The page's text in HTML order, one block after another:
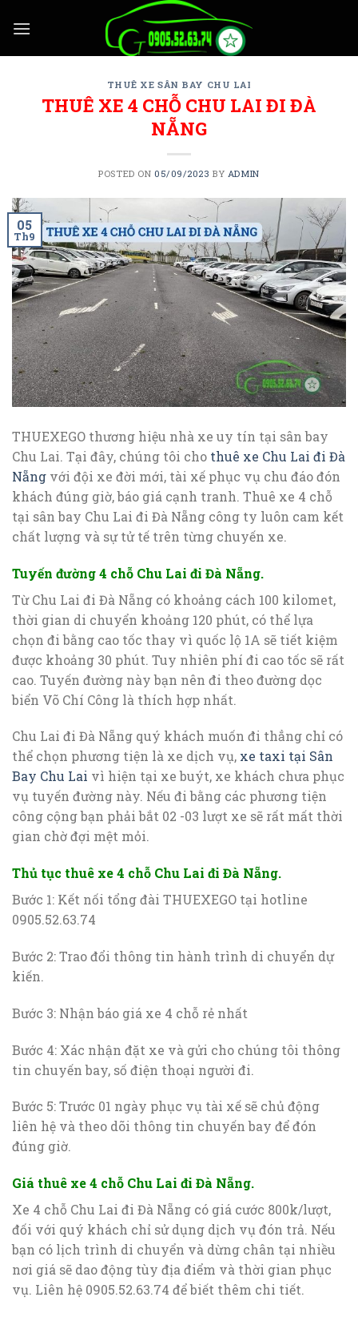
THUÊ XE SÂN BAY CHU LAI
THUÊ XE 4 CHỖ CHU LAI ĐI ĐÀ
NẴNG
POSTED ON 05/09/2023 BY ADMIN
05
Th9
THUEXEGO thương hiệu nhà xe uy tín tại sân bay
Chu Lai. Tại đây, chúng tôi cho thuê xe Chu Lai đi Đà
Nẵng với đội xe đời mới, tài xế phục vụ chu đáo đón
khách đúng giờ, báo giá cạnh tranh. Thuê xe 4 chỗ
tại sân bay Chu Lai đi Đà Nẵng công ty luôn cam kết
chất lượng và sự tử tế trên từng chuyến xe.
Tuyến đường 4 chỗ Chu Lai đi Đà Nẵng.
Từ Chu Lai đi Đà Nẵng có khoảng cách 100 kilomet,
thời gian di chuyển khoảng 120 phút, có thể lựa
chọn đi bằng cao tốc thay vì quốc lộ 1A sẽ tiết kiệm
được khoảng 30 phút. Tuy nhiên phí đi cao tốc sẽ rất
cao. Tuyến đường này bạn nên đi theo đường dọc
biển Võ Chí Công là thích hợp nhất.
Chu Lai đi Đà Nẵng quý khách muốn đi thẳng chỉ có
thể chọn phương tiện là xe dịch vụ, xe taxi tại Sân
Bay Chu Lai vì hiện tại xe buýt, xe khách chưa phục
vụ tuyến đường này. Nếu đi bằng các phương tiện
công cộng bạn phải bắt 02 -03 lượt xe sẽ rất mất thời
gian chờ đợi mệt mỏi.
Thủ tục thuê xe 4 chỗ Chu Lai đi Đà Nẵng.
Bước 1: Kết nối tổng đài THUEXEGO tại hotline
0905.52.63.74
Bước 2: Trao đổi thông tin hành trình di chuyển dự
kiến.
Bước 3: Nhận báo giá xe 4 chỗ rẻ nhất
Bước 4: Xác nhận đặt xe và gửi cho chúng tôi thông
tin chuyến bay, số điện thoại người đi.
Bước 5: Trước 01 ngày phục vụ tài xế sẽ chủ động
liên hệ và theo dõi thông tin chuyến bay để đón
đúng giờ.
Giá thuê xe 4 chỗ Chu Lai đi Đà Nẵng.
Xe 4 chỗ Chu Lai đi Đà Nẵng có giá cước 800k/lượt,
đối với quý khách chỉ sử dụng dịch vụ đón trả. Nếu
bạn có lịch trình di chuyển và dừng chân tại nhiều
nơi giá sẽ dao động tùy địa điểm và thời gian phục
vụ. Liên hệ 0905.52.63.74 để biết thêm chi tiết.